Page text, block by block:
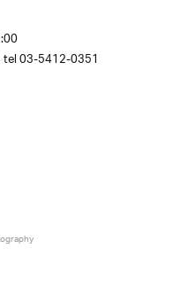
tel 03-5412-0351